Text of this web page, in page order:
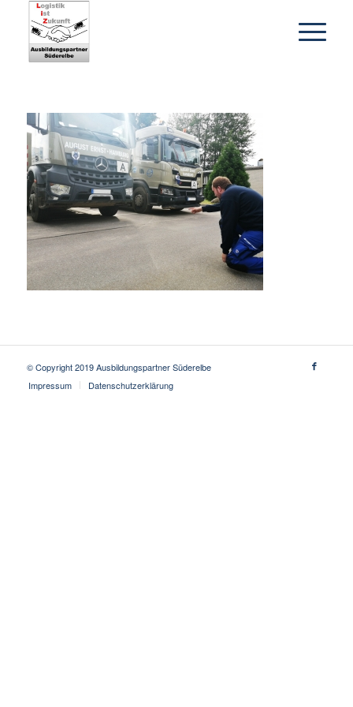
© Copyright 2019 Ausbildungspartner Süderelbe
Impressum
Datenschutzerklärung